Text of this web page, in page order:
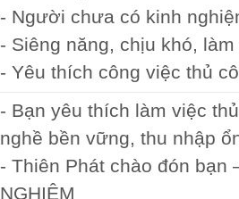
- Người chưa có kinh
- Siêng năng, chịu khó,
- Yêu thích công việc thủ
- Bạn yêu thích làm việc
nghề bền vững, thu nhập
- Thiên Phát chào đón bạn
NGHIỆM